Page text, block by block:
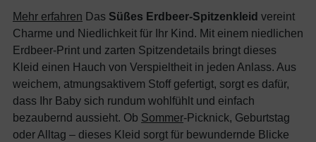
Mehr erfahren Das Süßes Erdbeer-Spitzenkleid vereint
Charme und Niedlichkeit für Ihr Kind. Mit einem niedlichen
Erdbeer-Print und zarten Spitzendetails bringt dieses
Kleid einen Hauch von Verspieltheit in jeden Anlass. Aus
weichem, atmungsaktivem Stoff gefertigt, sorgt es dafür,
dass Ihr Baby sich rundum wohlfühlt und einfach
bezaubernd aussieht. Ob Sommer-Picknick, Geburtstag
oder Alltag – dieses Kleid sorgt für bewundernde Blicke